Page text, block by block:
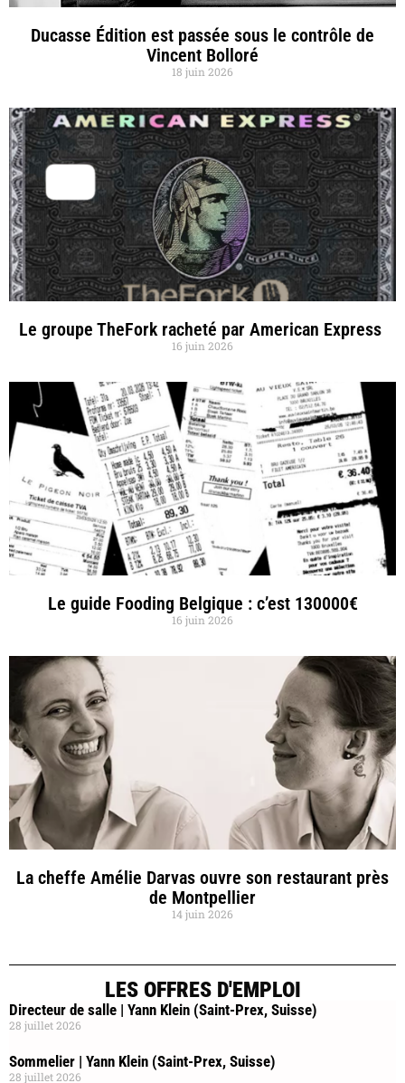
Ducasse Édition est passée sous le contrôle de
Vincent Bolloré
18 juin 2026
Le groupe TheFork racheté par American Express
16 juin 2026
Le guide Fooding Belgique : c’est 130000€
16 juin 2026
La cheffe Amélie Darvas ouvre son restaurant près
de Montpellier
14 juin 2026
LES OFFRES D'EMPLOI
Directeur de salle | Yann Klein (Saint-Prex, Suisse)
28 juillet 2026
Sommelier | Yann Klein (Saint-Prex, Suisse)
28 juillet 2026